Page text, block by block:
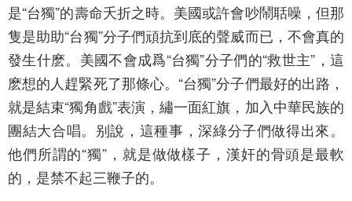
是“台獨”的壽命夭折之時。美國或許會吵鬧聒噪，但那
隻是助助“台獨”分子們頑抗到底的聲威而已，不會真的
發生什麽。美國不會成爲“台獨”分子們的“救世主”，這
麽想的人趕緊死了那條心。“台獨”分子們最好的出路，
就是結束“獨角戲”表演，繡一面紅旗，加入中華民族的
團結大合唱。别說，這種事，深綠分子們做得出來。
他們所謂的“獨”，就是做做樣子，漢奸的骨頭是最軟
的，是禁不起三鞭子的。